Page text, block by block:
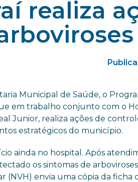
realiza
Municipal de Saúde, o
em trabalho conjunto com o
Junior, realiza ações de
estratégicos do município.
ainda no hospital. Após
os sintomas de
(NVH) envia uma cópia da ficha